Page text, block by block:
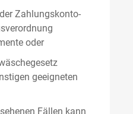
Zahlungskonto-
oder
geeigneten
Fällen kann